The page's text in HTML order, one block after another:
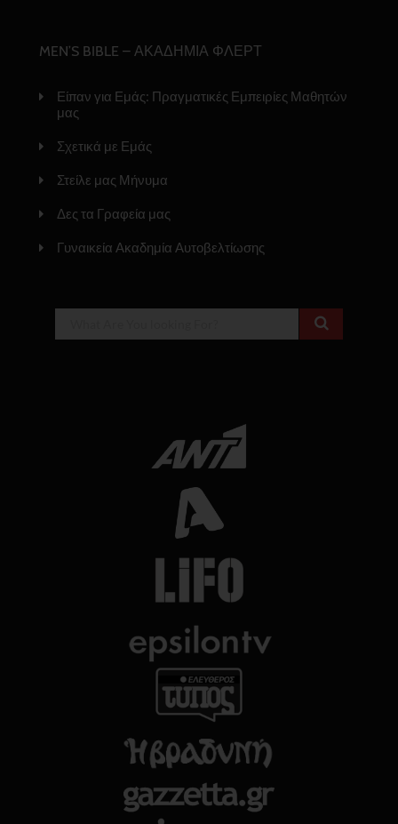
MEN’S BIBLE – ΑΚΑΔΗΜΙΑ ΦΛΕΡΤ
Είπαν για Εμάς: Πραγματικές Εμπειρίες Μαθητών
μας
Σχετικά με Εμάς
Στείλε μας Μήνυμα
Δες τα Γραφεία μας
Γυναικεία Ακαδημία Αυτοβελτίωσης